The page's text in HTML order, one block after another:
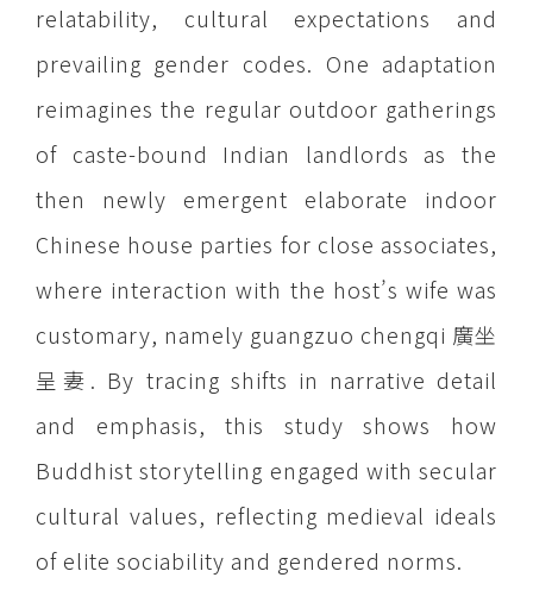
relatability, cultural expectations and
prevailing gender codes. One adaptation
reimagines the regular outdoor gatherings
of caste-bound Indian landlords as the
then newly emergent elaborate indoor
Chinese house parties for close associates,
where interaction with the host’s wife was
customary, namely guangzuo chengqi 廣坐
呈妻. By tracing shifts in narrative detail
and emphasis, this study shows how
Buddhist storytelling engaged with secular
cultural values, reflecting medieval ideals
of elite sociability and gendered norms.